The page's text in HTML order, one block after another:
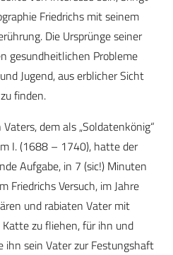
Friedrichs mit seinem
Die Ursprünge seiner
gesundheitlichen Probleme
Jugend, aus erblicher Sicht
finden.
dem als „Soldatenkönig“
I. (1688 – 1740), hatte der
Aufgabe, in 7 (sic!) Minuten
Friedrichs Versuch, im Jahre
und rabiaten Vater mit
zu fliehen, für ihn und
sein Vater zur Festungshaft